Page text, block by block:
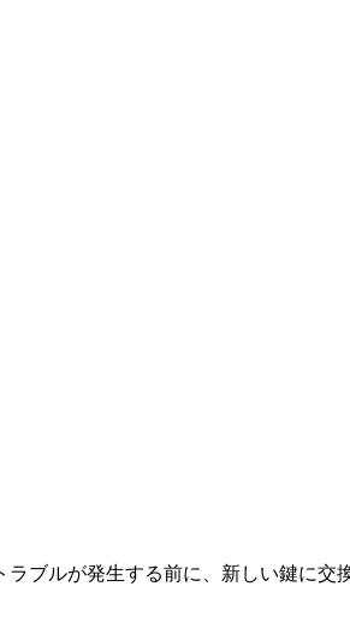
ブルが発生する前に、新しい鍵に交